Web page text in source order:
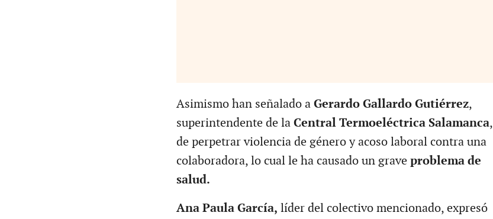
Asimismo han señalado a Gerardo Gallardo Gutiérrez,
superintendente de la Central Termoeléctrica Salamanca,
de perpetrar violencia de género y acoso laboral contra una
colaboradora, lo cual le ha causado un graveproblema de
salud.
Ana Paula García, líder del colectivo mencionado, expresó